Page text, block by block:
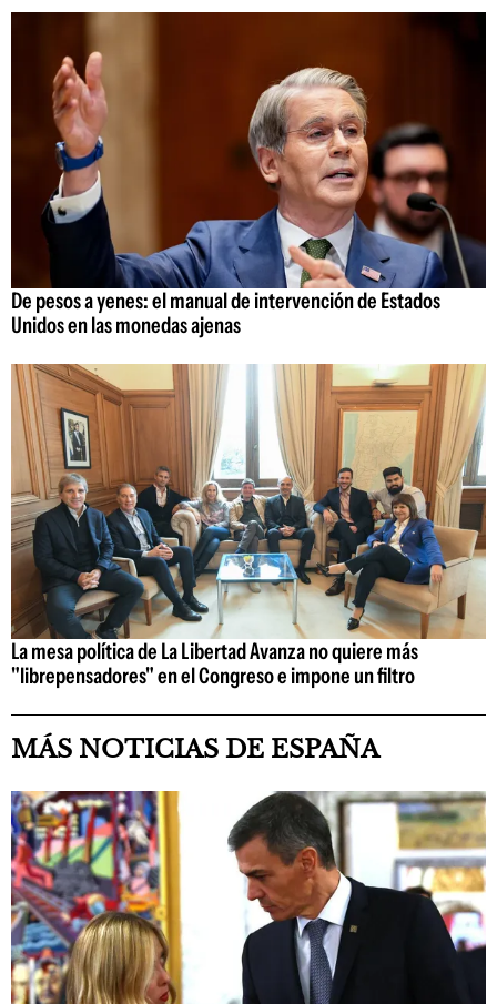
De pesos a yenes: el manual de intervención de Estados
Unidos en las monedas ajenas
La mesa política de La Libertad Avanza no quiere más
"librepensadores" en el Congreso e impone un filtro
MÁS NOTICIAS DE ESPAÑA